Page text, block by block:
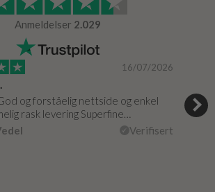
Anmeldelser 2.029
16/07/2026
og forståelig nettside og enkel
rask levering Superfine…
Verifisert
Jeg
fikk